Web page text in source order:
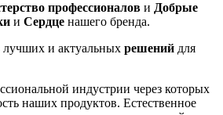
профессионалов и Добрые
и Сердце нашего бренда.
и актуальных решений для
индустрии через которых
наших продуктов. Естественное